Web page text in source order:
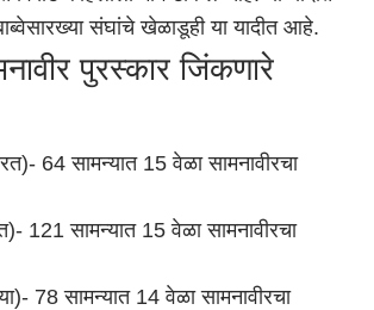
संघांचे खेळाडूही या यादीत आहे.
पुरस्कार जिंकणारे
64 सामन्यात 15 वेळा सामनावीरचा
121 सामन्यात 15 वेळा सामनावीरचा
78 सामन्यात 14 वेळा सामनावीरचा